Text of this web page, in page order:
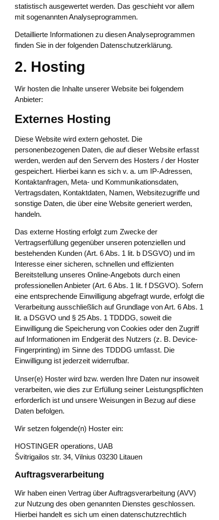
statistisch ausgewertet werden. Das geschieht vor allem
mit sogenannten Analyseprogrammen.
Detaillierte Informationen zu diesen Analyseprogrammen
finden Sie in der folgenden Datenschutzerklärung.
2. Hosting
Wir hosten die Inhalte unserer Website bei folgendem
Anbieter:
Externes Hosting
Diese Website wird extern gehostet. Die
personenbezogenen Daten, die auf dieser Website erfasst
werden, werden auf den Servern des Hosters / der Hoster
gespeichert. Hierbei kann es sich v. a. um IP-Adressen,
Kontaktanfragen, Meta- und Kommunikationsdaten,
Vertragsdaten, Kontaktdaten, Namen, Websitezugriffe und
sonstige Daten, die über eine Website generiert werden,
handeln.
Das externe Hosting erfolgt zum Zwecke der
Vertragserfüllung gegenüber unseren potenziellen und
bestehenden Kunden (Art. 6 Abs. 1 lit. b DSGVO) und im
Interesse einer sicheren, schnellen und effizienten
Bereitstellung unseres Online-Angebots durch einen
professionellen Anbieter (Art. 6 Abs. 1 lit. f DSGVO). Sofern
eine entsprechende Einwilligung abgefragt wurde, erfolgt die
Verarbeitung ausschließlich auf Grundlage von Art. 6 Abs. 1
lit. a DSGVO und § 25 Abs. 1 TDDDG, soweit die
Einwilligung die Speicherung von Cookies oder den Zugriff
auf Informationen im Endgerät des Nutzers (z. B. Device-
Fingerprinting) im Sinne des TDDDG umfasst. Die
Einwilligung ist jederzeit widerrufbar.
Unser(e) Hoster wird bzw. werden Ihre Daten nur insoweit
verarbeiten, wie dies zur Erfüllung seiner Leistungspflichten
erforderlich ist und unsere Weisungen in Bezug auf diese
Daten befolgen.
Wir setzen folgende(n) Hoster ein:
HOSTINGER operations, UAB
Švitrigailos str. 34, Vilnius 03230 Litauen
Auftragsverarbeitung
Wir haben einen Vertrag über Auftragsverarbeitung (AVV)
zur Nutzung des oben genannten Dienstes geschlossen.
Hierbei handelt es sich um einen datenschutzrechtlich